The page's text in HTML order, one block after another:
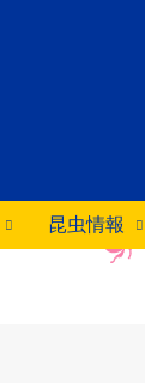
昆虫情報